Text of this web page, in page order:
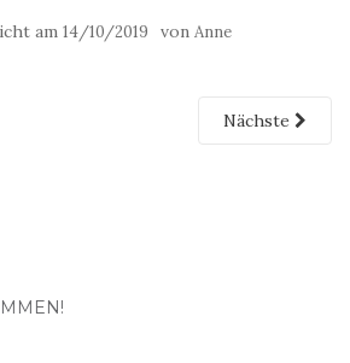
am 14/10/2019 von Anne
Nächste